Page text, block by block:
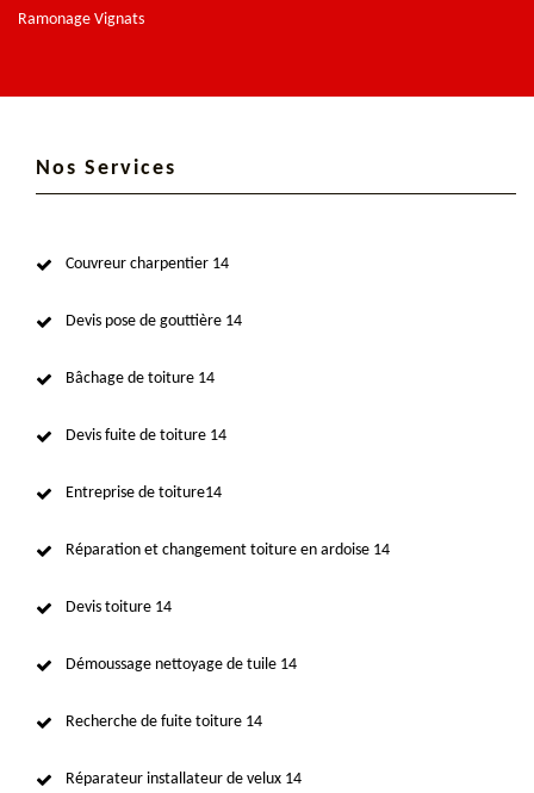
Ramonage Vignats
Nos Services
Couvreur charpentier 14
Devis pose de gouttière 14
Bâchage de toiture 14
Devis fuite de toiture 14
Entreprise de toiture14
Réparation et changement toiture en ardoise 14
Devis toiture 14
Démoussage nettoyage de tuile 14
Recherche de fuite toiture 14
Réparateur installateur de velux 14